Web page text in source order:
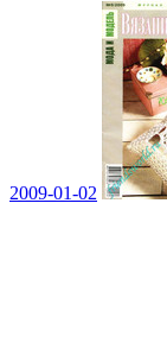
2009-01-02